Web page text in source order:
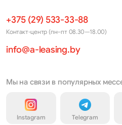
+375 (29) 533-33-88
Контакт-центр (пн–пт 08.30—18.00)
info@a-leasing.by
Мы на связи в популярных
Instagram Telegram